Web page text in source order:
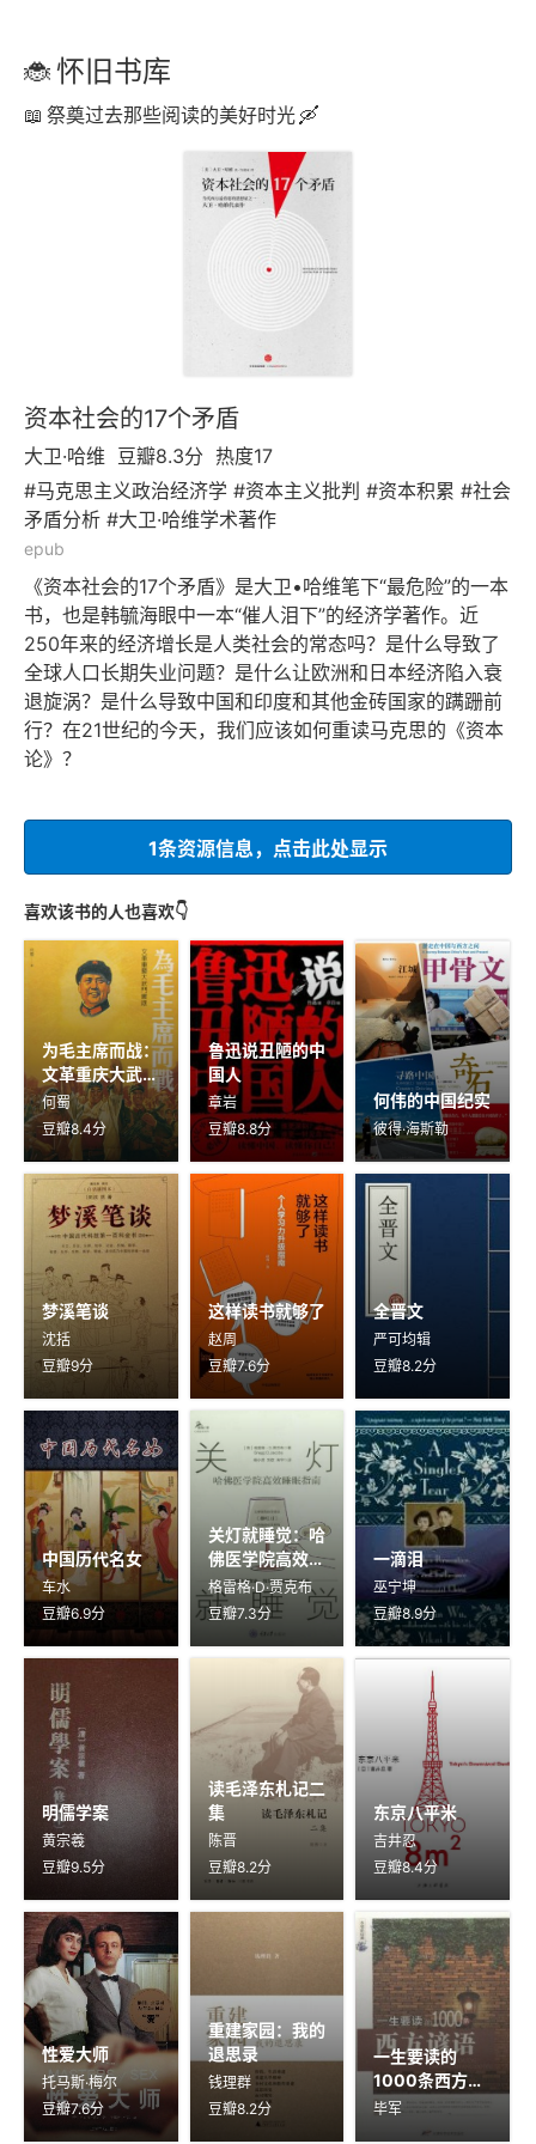
怀旧书库
祭奠过去那些阅读的美好时光
资本社会的17个矛盾
大卫·哈维 豆瓣8.3分 热度17
#马克思主义政治经济学 #资本主义批判 #资本积累 #社会
矛盾分析 #大卫·哈维学术著作
epub
《资本社会的17个矛盾》是大卫•哈维笔下“最危险”的一本
书，也是韩毓海眼中一本“催人泪下”的经济学著作。近
250年来的经济增长是人类社会的常态吗？是什么导致了
全球人口长期失业问题？是什么让欧洲和日本经济陷入衰
退旋涡？是什么导致中国和印度和其他金砖国家的蹒跚前
行？在21世纪的今天，我们应该如何重读马克思的《资本
论》？
1条资源信息，点击此处显示
喜欢该书的人也喜欢👇
为毛主席而战：
文革重庆大武斗
实录
何蜀
豆瓣8.4分
鲁迅说丑陋的中
国人
章岩
豆瓣8.8分
何伟的中国纪实
彼得·海斯勒
梦溪笔谈
沈括
豆瓣9分
这样读书就够了
赵周
豆瓣7.6分
全晋文
严可均辑
豆瓣8.2分
中国历代名女
车水
豆瓣6.9分
关灯就睡觉：哈
佛医学院高效睡
眠指南
格雷格·D·贾克布
豆瓣7.3分
一滴泪
巫宁坤
豆瓣8.9分
明儒学案
黄宗羲
豆瓣9.5分
读毛泽东札记二
集
陈晋
豆瓣8.2分
东京八平米
吉井忍
豆瓣8.4分
性爱大师
托马斯·梅尔
豆瓣7.6分
重建家园：我的
退思录
钱理群
豆瓣8.2分
一生要读的
1000条西方谚
语
毕军